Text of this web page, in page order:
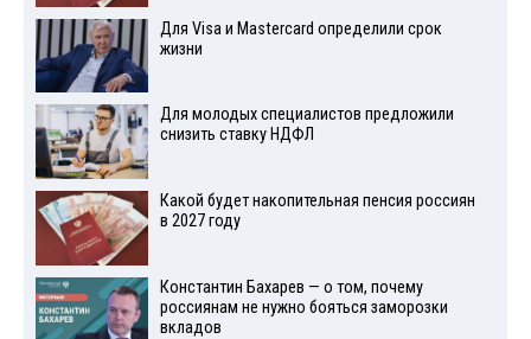
Для Visа и Mastercard определили срок
жизни
Для молодых специалистов предложили
снизить ставку НДФЛ
Какой будет накопительная пенсия россиян
в 2027 году
Константин Бахарев — о том, почему
россиянам не нужно бояться заморозки
вкладов